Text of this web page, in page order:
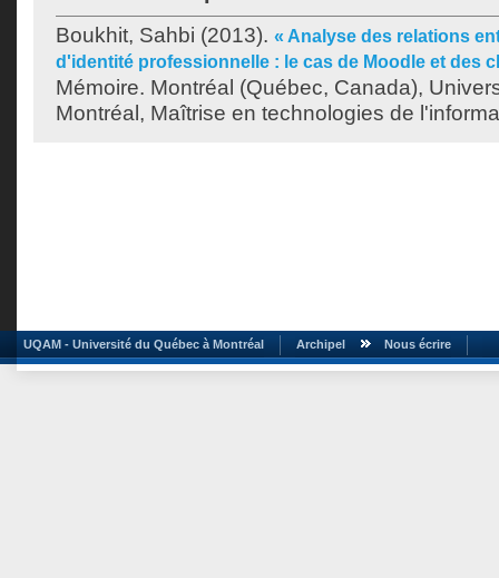
Boukhit, Sahbi (2013). « Analyse des relations
d'identité professionnelle : le cas de Moodle et des
Mémoire. Montréal (Québec, Canada),
Montréal, Maîtrise en technologies de
UQAM - Université du Québec à Montréal Archipel Nous écrire